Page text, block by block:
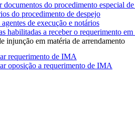
documentos do procedimento especial
do procedimento de despejo
de execução e notários
habilitadas a receber o requerimento
injunção em matéria de arrendamento
requerimento de IMA
oposição a requerimento de IMA